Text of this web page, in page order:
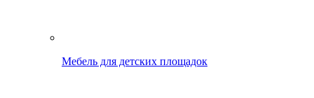
Мебель для детских площадок